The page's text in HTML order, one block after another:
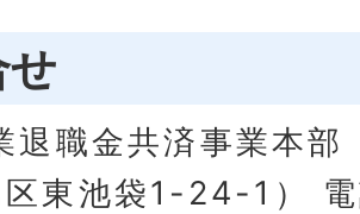
せ
退職金共済事業本
区東池袋1-24-1）